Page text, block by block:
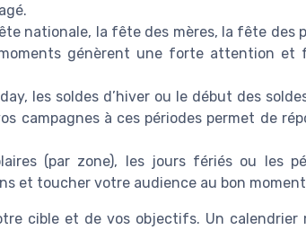
nationale, la fête des mères, la fête des
génèrent une forte attention et
les soldes d’hiver ou le début des
campagnes à ces périodes permet de
(par zone), les jours fériés ou les
et toucher votre audience au bon
cible et de vos objectifs. Un calendrier